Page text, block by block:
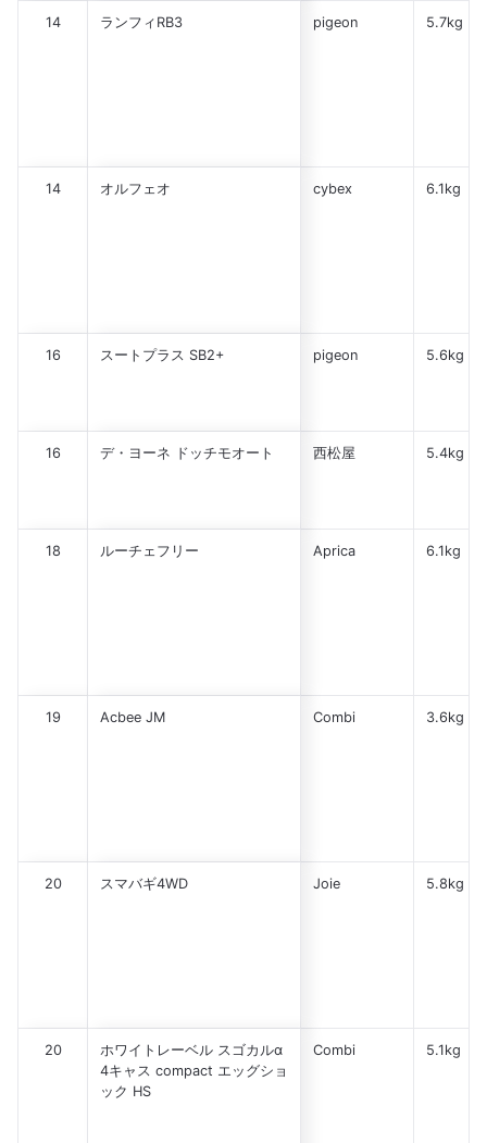
14 ランフィRB3 pigeon 5.7kg
14 オルフェオ cybex 6.1kg
16 スートプラス SB2+ pigeon 5.6kg
16 デ・ヨーネ ドッチモオート 西松屋 5.4kg
18 ルーチェフリー Aprica 6.1kg
19 Acbee JM Combi 3.6kg
20 スマバギ4WD Joie 5.8kg
20
ホワイトレーベル スゴカルα
4キャス compact エッグショ
ック HS
Combi 5.1kg